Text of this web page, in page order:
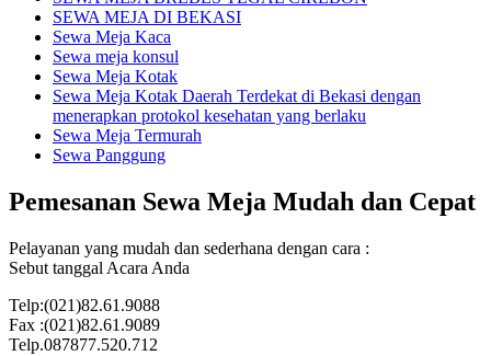
SEWA MEJA DI BEKASI
Sewa Meja Kaca
Sewa meja konsul
Sewa Meja Kotak
Sewa Meja Kotak Daerah Terdekat di Bekasi dengan
menerapkan protokol kesehatan yang berlaku
Sewa Meja Termurah
Sewa Panggung
Pemesanan Sewa Meja Mudah dan Cepat
Pelayanan yang mudah dan sederhana dengan cara :
Sebut tanggal Acara Anda
Telp:(021)82.61.9088
Fax :(021)82.61.9089
Telp.087877.520.712